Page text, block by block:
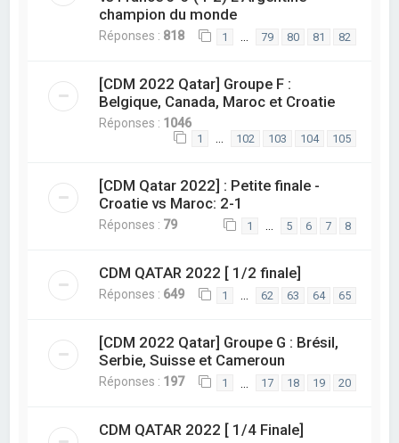
champion du monde
Réponses : 818 1 79 80 81 82
[CDM 2022 Qatar] Groupe F :
Belgique, Canada, Maroc et Croatie
Réponses : 1046
1 102 103 104 105
[CDM Qatar 2022] : Petite finale -
Croatie vs Maroc: 2-1
Réponses : 79 1 5 6 7 8
CDM QATAR 2022 [ 1/2 finale]
Réponses : 649 1 … 62 63 64 65
[CDM 2022 Qatar] Groupe G : Brésil,
Serbie, Suisse et Cameroun
Réponses : 197 1 17 18 19 20
CDM QATAR 2022 [ 1/4 Finale]